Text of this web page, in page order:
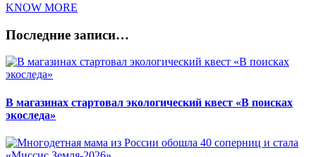
KNOW MORE
Последние записи…
В магазинах стартовал экологический квест «В поисках
экоследа»